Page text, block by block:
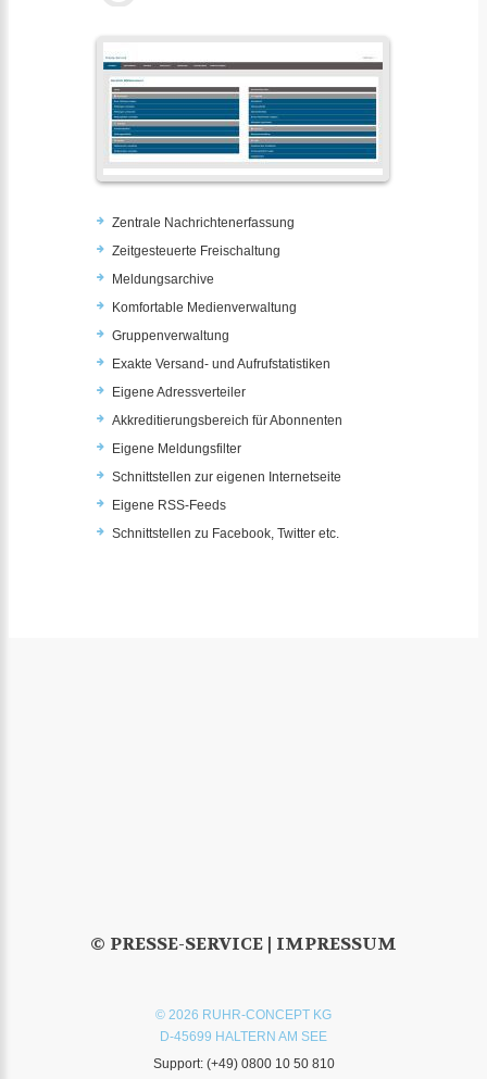
Zentrale Nachrichtenerfassung
Zeitgesteuerte Freischaltung
Meldungsarchive
Komfortable Medienverwaltung
Gruppenverwaltung
Exakte Versand- und Aufrufstatistiken
Eigene Adressverteiler
Akkreditierungsbereich für Abonnenten
Eigene Meldungsfilter
Schnittstellen zur eigenen Internetseite
Eigene RSS-Feeds
Schnittstellen zu Facebook, Twitter etc.
© PRESSE-SERVICE | IMPRESSUM
© 2026 RUHR-CONCEPT KG
D-45699 HALTERN AM SEE
Support: (+49) 0800 10 50 810